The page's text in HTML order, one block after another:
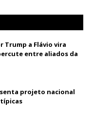
Trump a Flávio vira
entre aliados da
projeto nacional